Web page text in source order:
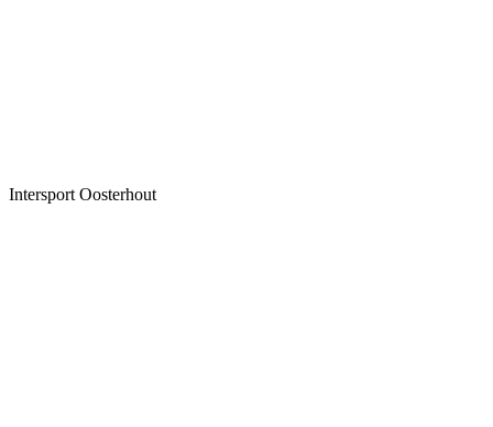
Intersport Oosterhout